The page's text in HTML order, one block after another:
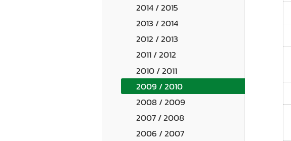
2014 / 2015
2013 / 2014
2012 / 2013
2011 / 2012
2010 / 2011
2009 / 2010
2008 / 2009
2007 / 2008
2006 / 2007